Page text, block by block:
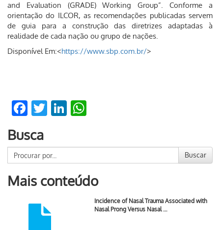
and Evaluation (GRADE) Working Group”. Conforme a
orientação do ILCOR, as recomendações publicadas servem
de guia para a construção das diretrizes adaptadas à
realidade de cada nação ou grupo de nações.
Disponível Em:<https://www.sbp.com.br/>
Facebook
TwitterLinkedIn
Busca
Buscar
Mais conteúdo
Incidence of Nasal Trauma Associated with
Nasal Prong Versus Nasal …